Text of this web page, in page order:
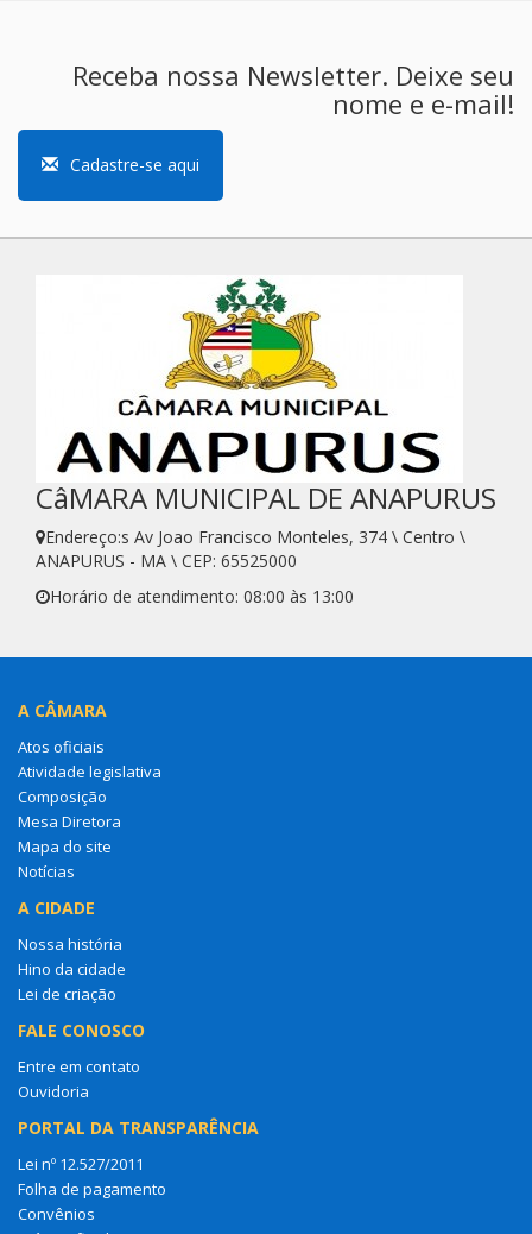
Receba nossa Newsletter. Deixe seu
nome e e-mail!
Cadastre-se aqui
CâMARA MUNICIPAL DE ANAPURUS
Endereço:s Av Joao Francisco Monteles, 374 \ Centro \
ANAPURUS - MA \ CEP: 65525000
Horário de atendimento: 08:00 às 13:00
A CÂMARA
Atos oficiais
Atividade legislativa
Composição
Mesa Diretora
Mapa do site
Notícias
A CIDADE
Nossa história
Hino da cidade
Lei de criação
FALE CONOSCO
Entre em contato
Ouvidoria
PORTAL DA TRANSPARÊNCIA
Lei nº 12.527/2011
Folha de pagamento
Convênios